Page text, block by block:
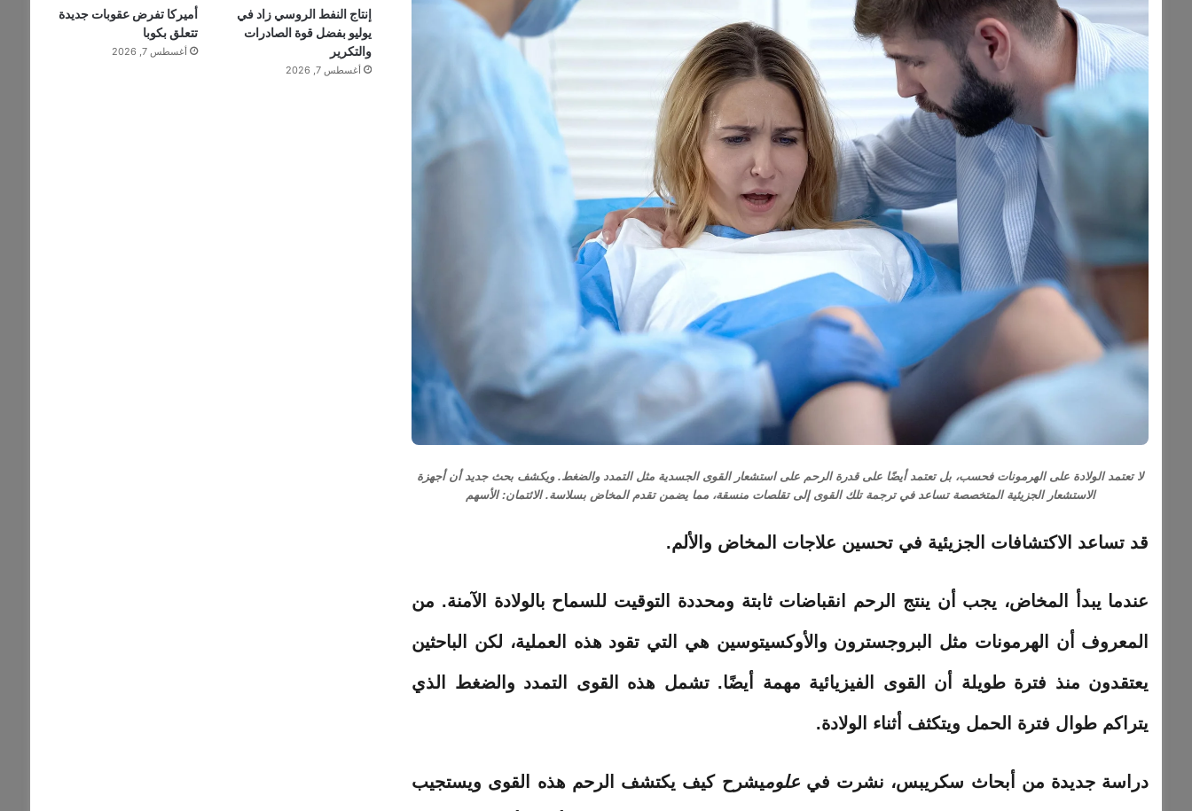
لا تعتمد الولادة على الهرمونات فحسب، بل تعتمد أيضًا على قدرة الرحم على استشعار القوى الجسدية مثل التمدد والضغط. ويكشف بحث جديد أن أجهزة
الاستشعار الجزيئية المتخصصة تساعد في ترجمة تلك القوى إلى تقلصات منسقة، مما يضمن تقدم المخاض بسلاسة. الائتمان: الأسهم
قد تساعد الاكتشافات الجزيئية في تحسين علاجات المخاض والألم.
عندما يبدأ المخاض، يجب أن ينتج الرحم انقباضات ثابتة ومحددة التوقيت للسماح بالولادة الآمنة. من
المعروف أن الهرمونات مثل البروجسترون والأوكسيتوسين هي التي تقود هذه العملية، لكن الباحثين
يعتقدون منذ فترة طويلة أن القوى الفيزيائية مهمة أيضًا. تشمل هذه القوى التمدد والضغط الذي
يتراكم طوال فترة الحمل ويتكثف أثناء الولادة.
دراسة جديدة من أبحاث سكريبس، نشرت فيعلوميشرح كيف يكتشف الرحم هذه القوى ويستجيب
إنتاج النفط الروسي زاد في
يوليو بفضل قوة الصادرات
والتكرير
أغسطس 7, 2026
أميركا تفرض عقوبات جديدة
تتعلق بكوبا
أغسطس 7, 2026